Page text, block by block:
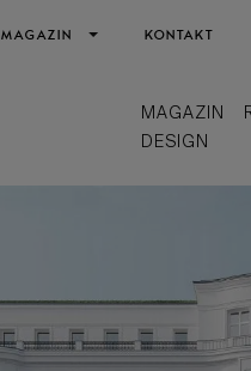
MAGAZIN KONTAKT
MAGAZIN
DESIGN